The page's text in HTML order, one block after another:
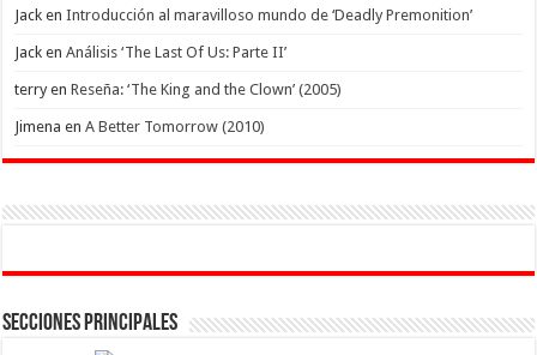
Jack enIntroducción al maravilloso mundo de ‘Deadly Premonition’
Jack enAnálisis ‘The Last Of Us: Parte II’
terryenReseña: ‘The King and the Clown’ (2005)
Jimena enA Better Tomorrow (2010)
Secciones Principales